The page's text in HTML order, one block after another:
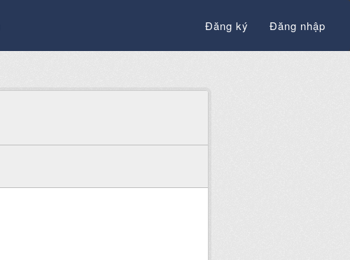
Đăng ký Đăng nhập